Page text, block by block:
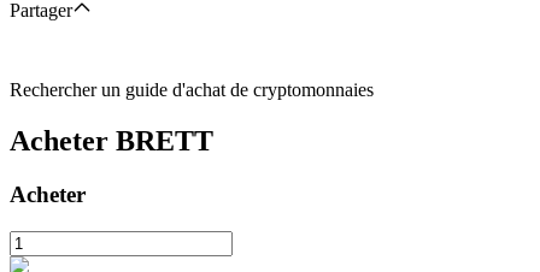
Partager
Rechercher un guide d'achat de cryptomonnaies
Acheter BRETT
Acheter